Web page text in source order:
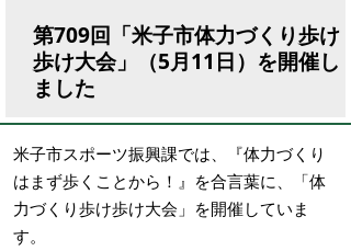
第709回「米子市体力づくり歩け
歩け大会」（5月11日）を開催し
ました
米子市スポーツ振興課では、『体力づくり
はまず歩くことから！』を合言葉に、「体
力づくり歩け歩け大会」を開催していま
す。